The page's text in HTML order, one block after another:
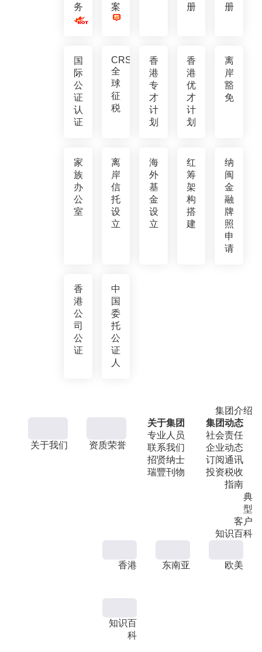
务
案
册
册
国
际
公
证
认
证
CRS
全
球
征
税
香
港
专
才
计
划
香
港
优
才
计
划
离
岸
豁
免
家
族
办
公
室
离
岸
信
托
设
立
海
外
基
金
设
立
红
筹
架
构
搭
建
纳
闽
金
融
牌
照
申
请
香
港
公
司
公
证
中
国
委
托
公
证
人
集团介绍
关于我们 资质荣誉
关于集团
专业人员
联系我们
招贤纳士
瑞豐刊物
集团动态
社会责任
企业动态
订阅通讯
投资税收
指南
典
型
客户
知识百科
香港 东南亚 欧美
知识百
科